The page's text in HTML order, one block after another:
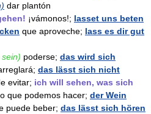
dar plantón
¡vámonos!; lasset uns beten
que aproveche; lass es dir gut
poderse; das wird sich
das lässt sich nicht
evitar; ich will sehen, was sich
que podemos hacer; der Wein
puede beber; das lässt sich hören